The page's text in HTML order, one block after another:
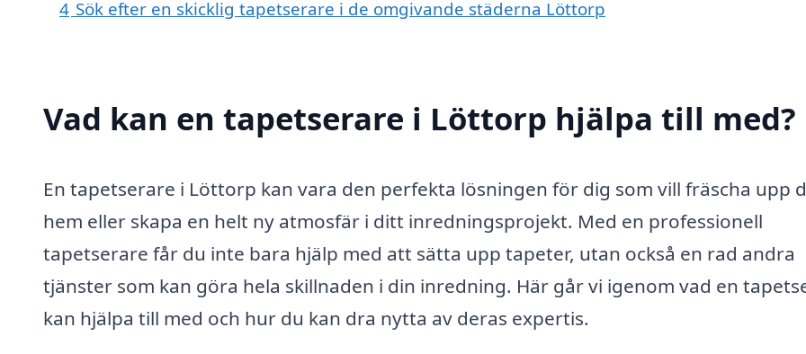
4 Sök efter en skicklig tapetserare i de omgivande städerna Löttorp
Vad kan en tapetserare i Löttorp hjälpa till med?
En tapetserare i Löttorp kan vara den perfekta lösningen för dig som vill fräscha upp
hem eller skapa en helt ny atmosfär i ditt inredningsprojekt. Med en professionell
tapetserare får du inte bara hjälp med att sätta upp tapeter, utan också en rad andra
tjänster som kan göra hela skillnaden i din inredning. Här går vi igenom vad en
kan hjälpa till med och hur du kan dra nytta av deras expertis.